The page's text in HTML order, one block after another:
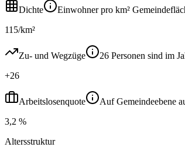
Dichte
Einwohner pro km²
115/km²
Zu- und Wegzüge
26 Personen sind im
+26
Arbeitslosenquote
Auf Gemeindeebene
3,2 %
Altersstruktur